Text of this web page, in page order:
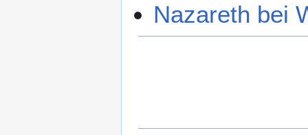
Nazareth bei